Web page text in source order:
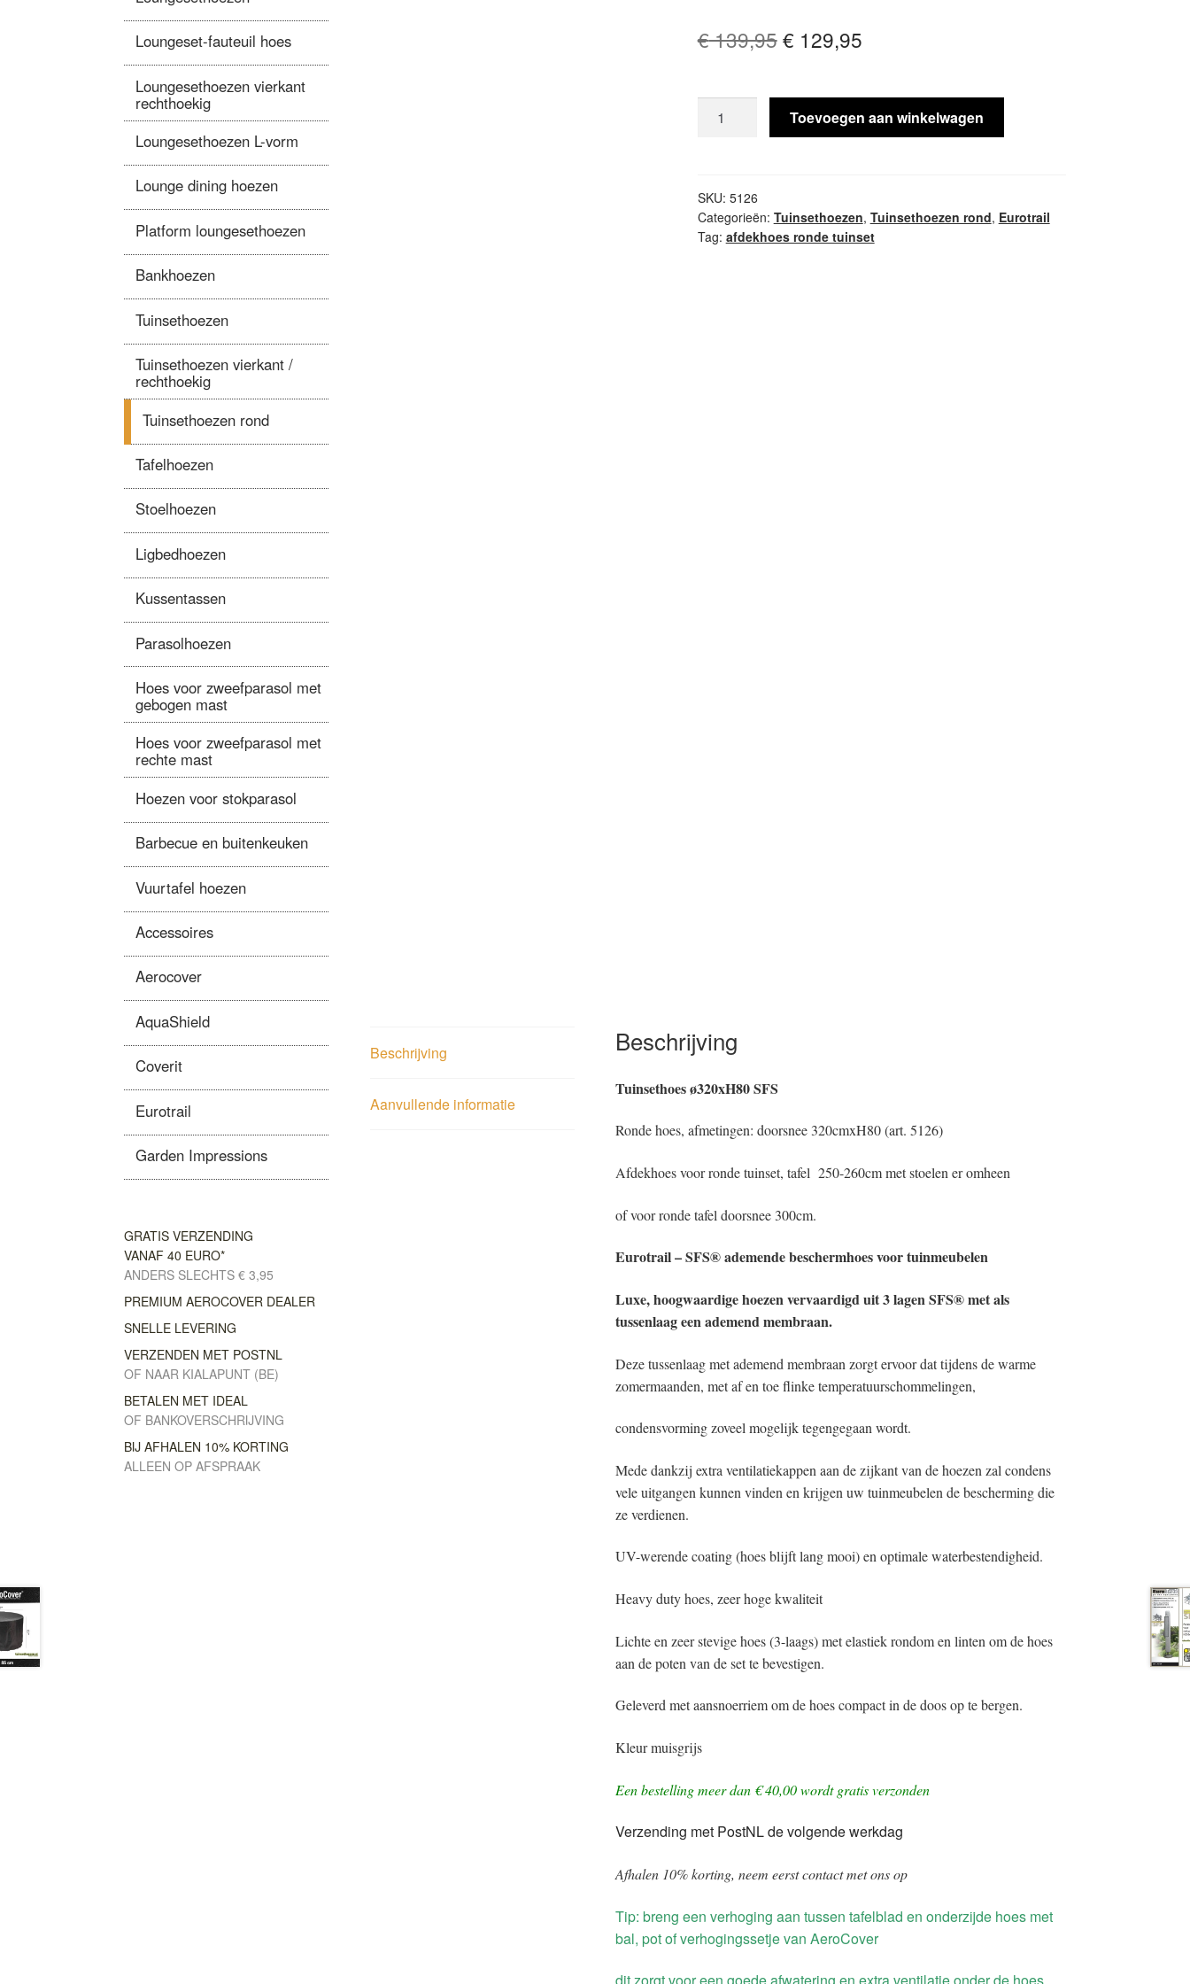
€139,95Oorspronkelijke
was:
€ 139,95.
€ 129,95Huidige
is:
€ 129,95.
ø320xH80
Toevoegen aan winkelwagen
SKU: 5126
Categorieën: Tuinsethoezen, Tuinsethoezen rond, Eurotrail
Tag: afdekhoes ronde tuinset
Beschrijving
Aanvullende informatie
Beschrijving
Tuinsethoes ø320xH80 SFS
Ronde hoes, afmetingen: doorsnee 320cmxH80 (art. 5126)
Afdekhoes voor ronde tuinset, tafel 250-260cm met stoelen er omheen
of voor ronde tafel doorsnee 300cm.
Eurotrail – SFS® ademende beschermhoes voor tuinmeubelen
Luxe, hoogwaardige hoezen vervaardigd uit 3 lagen SFS® met als
tussenlaag een ademend membraan.
Deze tussenlaag met ademend membraan zorgt ervoor dat tijdens de warme
zomermaanden, met af en toe flinke temperatuurschommelingen,
condensvorming zoveel mogelijk tegengegaan wordt.
Mede dankzij extra ventilatiekappen aan de zijkant van de hoezen zal condens
vele uitgangen kunnen vinden en krijgen uw tuinmeubelen de bescherming die
ze verdienen.
UV-werende coating (hoes blijft lang mooi) en optimale waterbestendigheid.
Heavy duty hoes, zeer hoge kwaliteit
Lichte en zeer stevige hoes (3-laags) met elastiek rondom en linten om de hoes
aan de poten van de set te bevestigen.
Geleverd met aansnoerriem om de hoes compact in de doos op te bergen.
Kleur muisgrijs
Een bestelling meer dan € 40,00 wordt gratis verzonden
Verzending met PostNL de volgende werkdag
Afhalen 10% korting, neem eerst contact met ons op
Tip: breng een verhoging aan tussen tafelblad en onderzijde hoes met
bal, pot of verhogingssetje van AeroCover
Loungeset-fauteuil hoes
Loungesethoezen vierkant
rechthoekig
Loungesethoezen L-vorm
Lounge dining hoezen
Platform loungesethoezen
Bankhoezen
Tuinsethoezen
Tuinsethoezen vierkant /
rechthoekig
Tuinsethoezen rond
Tafelhoezen
Stoelhoezen
Ligbedhoezen
Kussentassen
Parasolhoezen
Hoes voor zweefparasol met
gebogen mast
Hoes voor zweefparasol met
rechte mast
Hoezen voor stokparasol
Barbecue en buitenkeuken
Vuurtafel hoezen
Accessoires
Aerocover
AquaShield
Coverit
Eurotrail
Garden Impressions
GRATIS VERZENDING
VANAF 40 EURO*
ANDERS SLECHTS € 3,95
PREMIUM AEROCOVER DEALER
SNELLE LEVERING
VERZENDEN MET POSTNL
OF NAAR KIALAPUNT (BE)
BETALEN MET IDEAL
OF BANKOVERSCHRIJVING
BIJ AFHALEN 10% KORTING
ALLEEN OP AFSPRAAK